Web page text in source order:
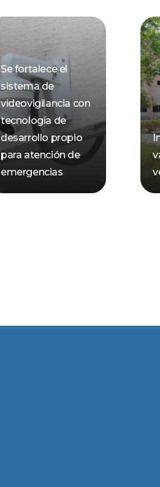
Se fortalece el
sistema de
videovigilancia con
tecnología de
desarrollo propio
para atención de
emergencias